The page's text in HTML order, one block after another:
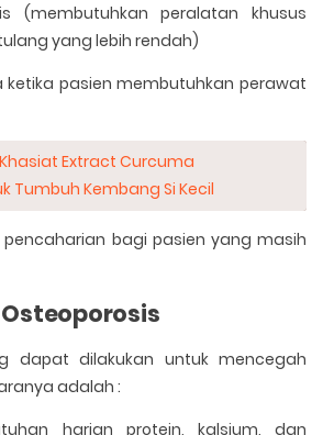
(membutuhkan peralatan khusus
yang lebih rendah)
pasien membutuhkan perawat
Extract Curcuma
Tumbuh Kembang Si Kecil
bagi pasien yang masih
dapat dilakukan untuk mencegah
adalah :
harian protein, kalsium, dan